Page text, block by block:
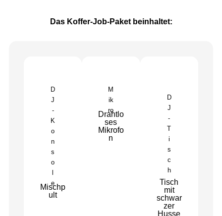
Das Koffer-Job-Paket beinhaltet:
D
J
-
K
o
n
s
o
e
Mischp
ult
M
ik
ro
Drahtlo
ses
Mikrofo
n
D
J
-
T
i
s
c
h
Tisch
mit
schwar
zer
Husse